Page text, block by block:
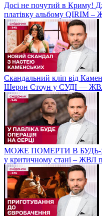
Досі не почутий в Криму!
платівку альбому QIRIM –
Скандальний кліп від
Шерон Стоун у СУДІ — ЖВЛ
МОЖЕ ПОМЕРТИ В БУДЬ-
у критичному стані – ЖВЛ